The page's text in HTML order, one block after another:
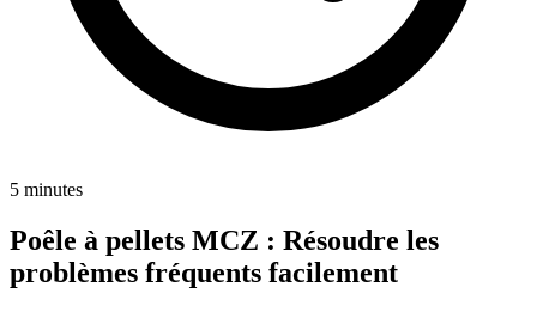
5 minutes
Poêle à pellets MCZ : Résoudre les
problèmes fréquents facilement